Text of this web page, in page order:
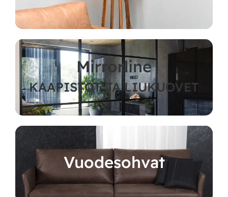
Mirrorline
KAAPISTOT JA LIUKUOVET
Vuodesohvat